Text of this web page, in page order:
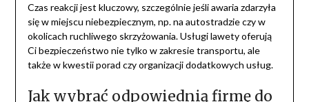
Czas reakcji jest kluczowy, szczególnie jeśli awaria zdarzyła
się w miejscu niebezpiecznym, np. na autostradzie czy w
okolicach ruchliwego skrzyżowania. Usługi lawety oferują
Ci bezpieczeństwo nie tylko w zakresie transportu, ale
także w kwestii porad czy organizacji dodatkowych usług.
Jak wybrać odpowiednią firmę do